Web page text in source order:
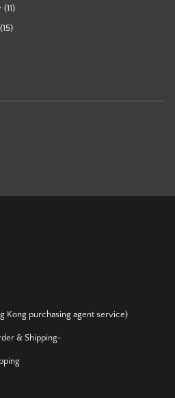
(11)
(15)
Kong purchasing agent service)
& Shipping-